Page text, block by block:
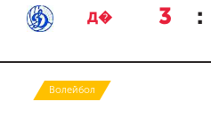
Д� 3 :
Волейбол